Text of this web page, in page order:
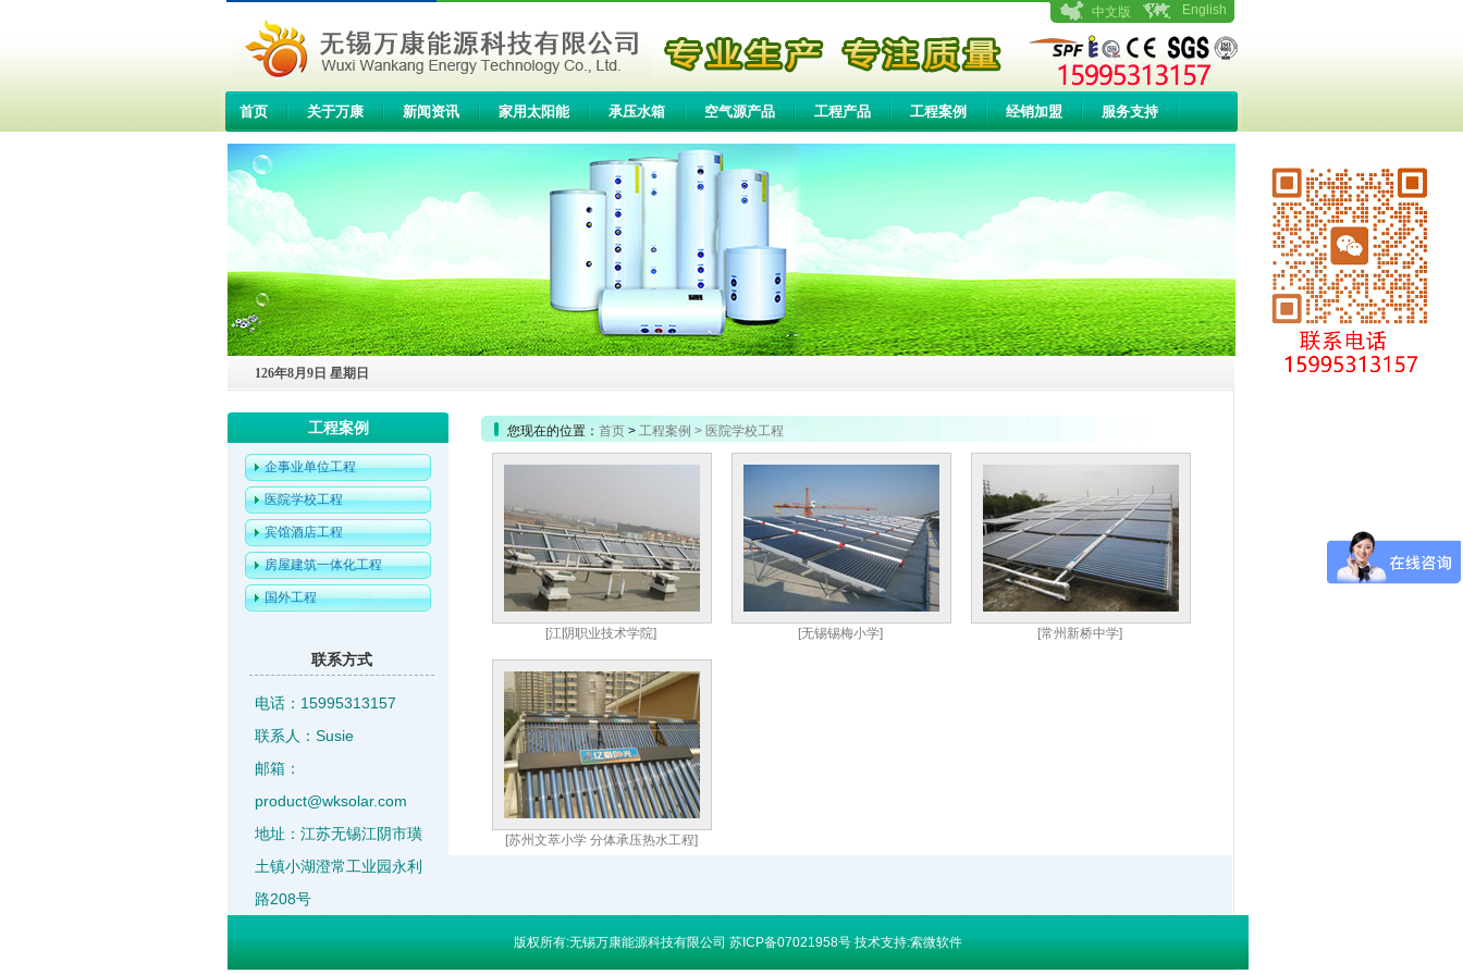
中文版 English
首页 关于万康 新闻资讯 家用太阳能 承压水箱 空气源产品 工程产品 工程案例 经销加盟 服务支持
联系我们
126年8月9日 星期日
工程案例
企事业单位工程
医院学校工程
宾馆酒店工程
房屋建筑一体化工程
国外工程
联系方式
电话：15995313157
联系人：Susie
邮箱：
product@wksolar.com
地址：江苏无锡江阴市璜
土镇小湖澄常工业园永利
路208号
您现在的位置： 首页 > 工程案例 > 医院学校工程
[江阴职业技术学院] [无锡锡梅小学] [常州新桥中学]
[苏州文萃小学 分体承压热水工程]
版权所有:无锡万康能源科技有限公司 苏ICP备07021958号 技术支持:索微软件